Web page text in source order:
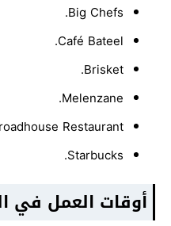
Big Chefs.
Café Bateel.
Brisket.
Melenzane.
Restaurant.
Starbucks.
أوقات العمل في